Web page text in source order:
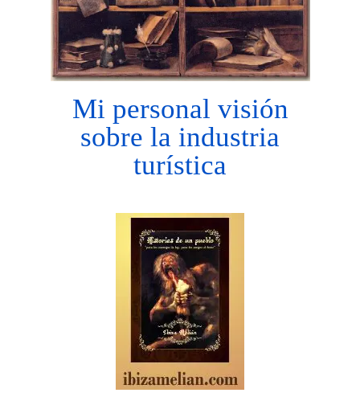
Mi personal visión
sobre la industria
turística